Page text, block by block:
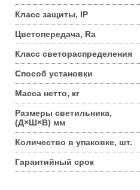
Класс защиты, IP
Цветопередача, Ra
Класс светораспределения
Способ установки
Масса нетто, кг
Размеры светильника,
(Д×Ш×В) мм
Количество в упаковке, шт.
Гарантийный срок